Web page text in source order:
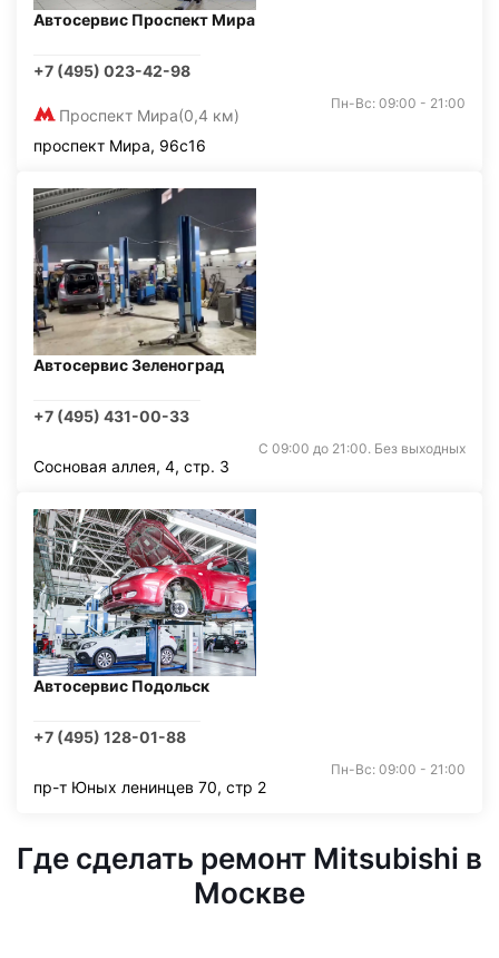
Автосервис Проспект Мира
+7 (495) 023-42-98
Проспект Мира(0,4 км)
Пн-Вс: 09:00 - 21:00
проспект Мира, 96с16
Автосервис Зеленоград
+7 (495) 431-00-33
С 09:00 до 21:00. Без выходных
Сосновая аллея, 4, стр. 3
Автосервис Подольск
+7 (495) 128-01-88
Пн-Вс: 09:00 - 21:00
пр-т Юных ленинцев 70, стр 2
Где сделать ремонт Mitsubishi в
Москве